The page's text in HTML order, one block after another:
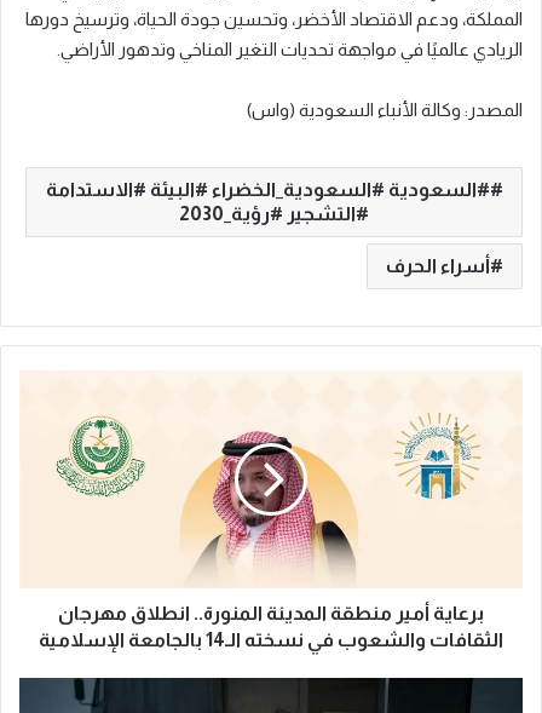
المملكة، ودعم الاقتصاد الأخضر، وتحسين جودة الحياة، وترسيخ دورها
الريادي عالميًا في مواجهة تحديات التغير المناخي وتدهور الأراضي.
المصدر: وكالة الأنباء السعودية (واس)
#السعودية #السعودية_الخضراء #البيئة #الاستدامة
#التشجير #رؤية_2030
أسراء الحرف
ي
برعاية أمير منطقة المدينة المنورة.. انطلاق مهرجان
الثقافات والشعوب في نسخته الـ14 بالجامعة الإسلامية